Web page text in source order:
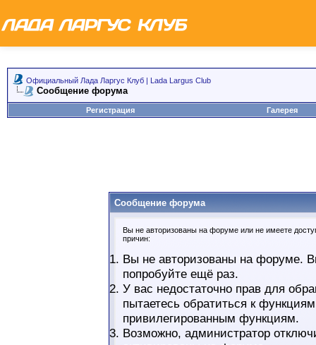
Официальный Лада Ларгус Клуб | Lada Largus Club
Сообщение форума
Регистрация Галерея
Сообщение форума
Вы не авторизованы на форуме или не имеете
причин:
Вы не авторизованы на форуме.
попробуйте ещё раз.
У вас недостаточно прав для
пытаетесь обратиться к
привилегированным функциям.
Возможно, администратор